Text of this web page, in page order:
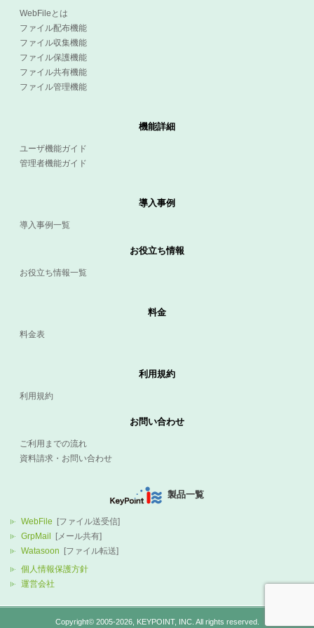
WebFileとは
ファイル配布機能
ファイル収集機能
ファイル保護機能
ファイル共有機能
ファイル管理機能
機能詳細
ユーザ機能ガイド
管理者機能ガイド
導入事例
導入事例一覧
お役立ち情報
お役立ち情報一覧
料金
料金表
利用規約
利用規約
お問い合わせ
ご利用までの流れ
資料請求・お問い合わせ
製品一覧
WebFile [ファイル送受信]
GrpMail
[メール共有]
Watasoon [ファイル転送]
個人情報保護方針
運営会社
Copyright© 2005-2026, KEYPOINT, INC. All rights reserved.